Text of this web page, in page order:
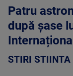
Patru
după șase
STIRI STIINTA